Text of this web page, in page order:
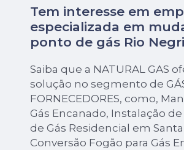
Tem interesse em
especializada em
ponto de gás Rio
Saiba que a NATURAL GAS
solução no segmento de
FORNECEDORES, como,
Gás Encanado, Instalação
de Gás Residencial em
Conversão Fogão para Gás